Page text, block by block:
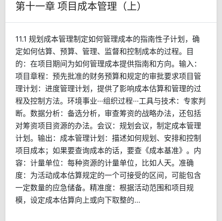
第十一章 项目成本管理（上）
11.1 规划成本管理制定如何管理成本的指南性子计划，确
定如何估算、预算、管理、监督和控制成本的过程。目
的：在项目期间为如何管理成本提供指南和方向。输入：
项目章程：预先批准的财务预算和规定的审批要求项目管
理计划：进度管理计划，提供了影响成本估算和管理的过
程及控制方法。环境事业···组织过程···工具与技术：专家判
断。数据分析：备选分析，审查筹资的战略办法，还包括
对筹资项目资源的办法。会议：规划会议，制定成本管理
计划。输出：成本管理计划：描述如何规划、安排和控制
项目成本；如果要查询成本的话，要查《成本基准》。内
容：计量单位：每种资源的计量单位，比如人天。准确
度：为活动成本估算规定的一个可接受的区间，可能包含
一定数量的应急储备。精准度：根据活动范围和项目规
模，设定成本估算向上或向下取整的...